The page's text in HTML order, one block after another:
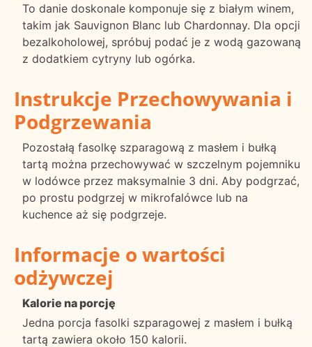
To danie doskonale komponuje się z białym winem,
takim jak Sauvignon Blanc lub Chardonnay. Dla opcji
bezalkoholowej, spróbuj podać je z wodą gazowaną
z dodatkiem cytryny lub ogórka.
Instrukcje Przechowywania i
Podgrzewania
Pozostałą fasolkę szparagową z masłem i bułką
tartą można przechowywać w szczelnym pojemniku
w lodówce przez maksymalnie 3 dni. Aby podgrzać,
po prostu podgrzej w mikrofalówce lub na
kuchence aż się podgrzeje.
Informacje o wartości
odżywczej
Kalorie na porcję
Jedna porcja fasolki szparagowej z masłem i bułką
tartą zawiera około 150 kalorii.